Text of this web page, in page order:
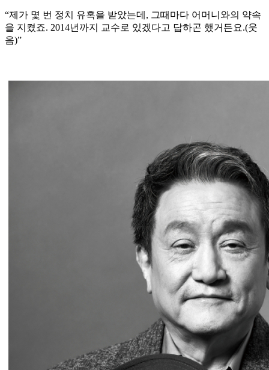
“제가 몇 번 정치 유혹을 받았는데, 그때마다 어머니와의 약속
을 지켰죠. 2014년까지 교수로 있겠다고 답하곤 했거든요.(웃
음)”